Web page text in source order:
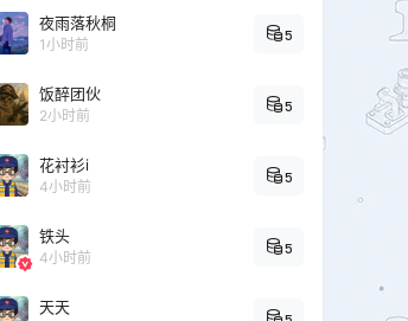
夜雨落秋桐
1小时前
5
饭醉团伙
2小时前
5
花衬衫i
4小时前
5
铁头
4小时前
5
天天